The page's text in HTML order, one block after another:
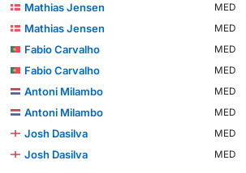
Mathias Jensen
MED
Mathias Jensen
MED
Fabio Carvalho
MED
Fabio Carvalho
MED
Antoni Milambo
MED
Antoni Milambo
MED
Josh Dasilva
MED
Josh Dasilva
MED